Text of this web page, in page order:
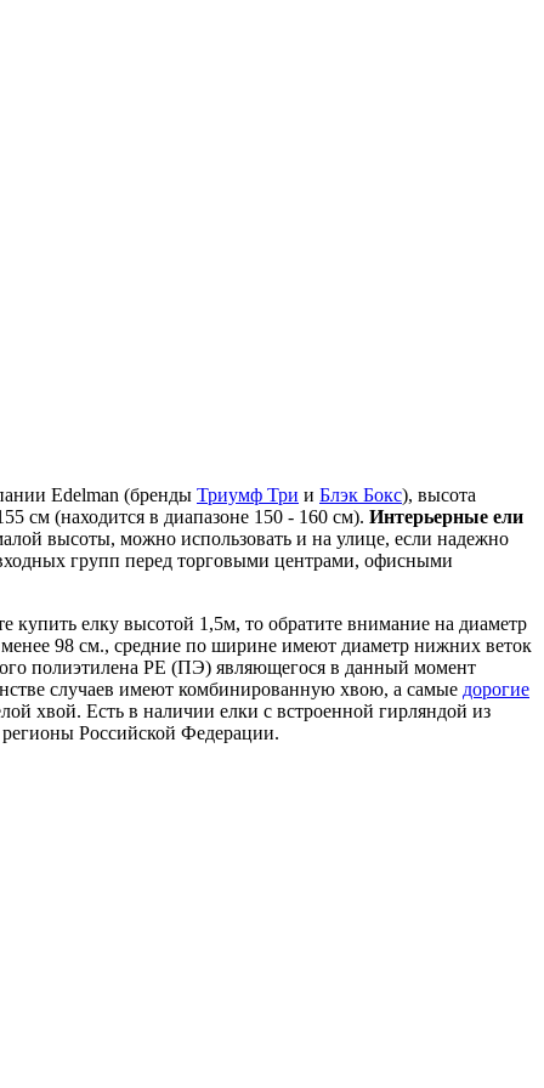
Edelman (бренды Триумф Три и Блэк Бокс), высота
см (находится в диапазоне 150 - 160 см). Интерьерные ели
высоты, можно использовать и на улице, если надежно
групп перед торговыми центрами, офисными
купить елку высотой 1,5м, то обратите внимание на диаметр
98 см., средние по ширине имеют диаметр нижних веток
полиэтилена PE (ПЭ) являющегося в данный момент
случаев имеют комбинированную хвою, а самые дорогие
хвой. Есть в наличии елки с встроенной гирляндой из
Российской Федерации.